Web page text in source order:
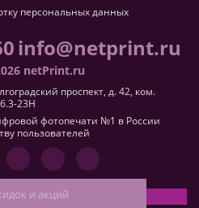
персональных данных
info@netprint.ru
netPrint.ru
проспект, д. 42, ком.
6.3-23H
фотопечати №1 в России
пользователей